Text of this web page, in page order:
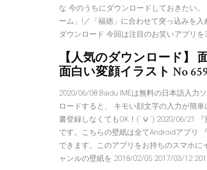
な 今のうちにダウンロードしておきたい
ーム」!／「福徳」に合わせて突っ込みを
ダウンロード 今回は注目のお笑いアプリ
【人気のダウンロード】
面白い変顔イラスト No
2020/06/08 Baidu IMEは無料の日本語入力
ロードすると、 キモい顔文字の入力が簡
書登録しなくてもOK！(΄ ౪ `) 2020/06/21
です。こちらの壁紙は全てAndroidアプリ
できます。このアプリをお持ちのスマホ
ャンルの壁紙を 2018/02/05 2017/03/12